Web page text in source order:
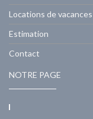
Locations de vacances
Estimation
Contact
NOTRE PAGE